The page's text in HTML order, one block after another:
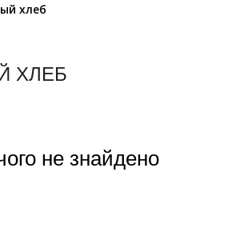
хлеб
ХЛЕБ
не знайдено